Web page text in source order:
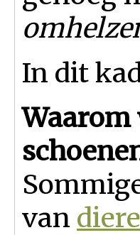
In dit
Waarom
van